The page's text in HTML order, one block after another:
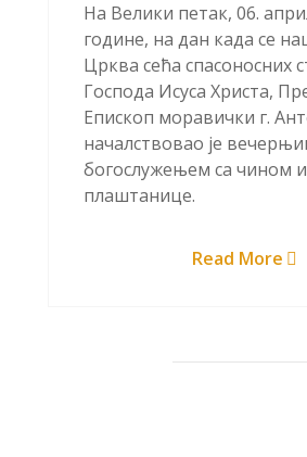
На Велики петак, 06.
године, на дан када се
Црква сећа спасоносних
Господа Исуса Христа,
Епископ моравички г.
началствовао је
богослужењем са чином
плаштанице.
Read More